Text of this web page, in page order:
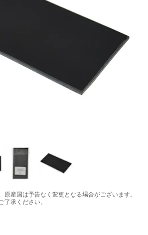
産国は予告なく変更となる場合がございます。
了承ください。